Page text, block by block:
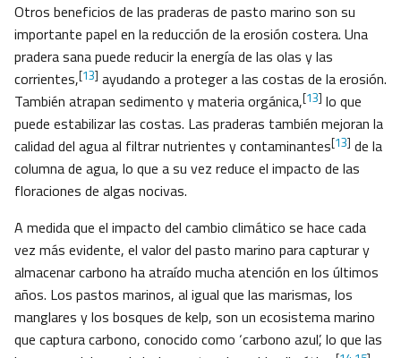
Otros beneficios de las praderas de pasto marino son su
importante papel en la reducción de la erosión costera. Una
pradera sana puede reducir la energía de las olas y las
corrientes,[13] ayudando a proteger a las costas de la erosión.
También atrapan sedimento y materia orgánica,[13] lo que
puede estabilizar las costas. Las praderas también mejoran la
calidad del agua al filtrar nutrientes y contaminantes[13] de la
columna de agua, lo que a su vez reduce el impacto de las
floraciones de algas nocivas.
A medida que el impacto del cambio climático se hace cada
vez más evidente, el valor del pasto marino para capturar y
almacenar carbono ha atraído mucha atención en los últimos
años. Los pastos marinos, al igual que las marismas, los
manglares y los bosques de kelp, son un ecosistema marino
que captura carbono, conocido como ‘carbono azul’, lo que las